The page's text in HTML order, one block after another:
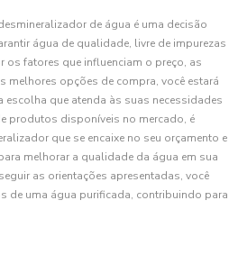
de água é uma decisão
água de qualidade, livre de impurezas
os fatores que influenciam o preço, as
melhores opções de compra, você estará
escolha que atenda às suas necessidades
produtos disponíveis no mercado, é
que se encaixe no seu orçamento e
melhorar a qualidade da água em sua
as orientações apresentadas, você
de uma água purificada, contribuindo para